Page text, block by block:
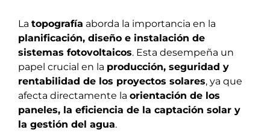
La topografía aborda la importancia en la
planificación, diseño e instalación de
sistemas fotovoltaicos. Esta desempeña un
papel crucial en la producción, seguridad y
rentabilidad de los proyectos solares, ya que
afecta directamente la orientación de los
paneles, la eficiencia de la captación solar y
la gestión del agua.